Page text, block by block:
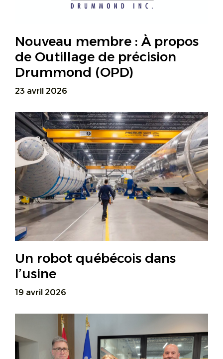
Nouveau membre : À propos
de Outillage de précision
Drummond (OPD)
23 avril 2026
Un robot québécois dans
l’usine
19 avril 2026